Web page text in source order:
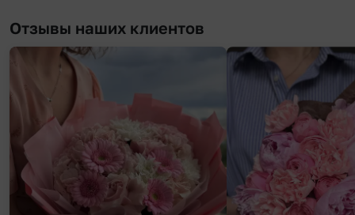
Отзывы наших клиентов